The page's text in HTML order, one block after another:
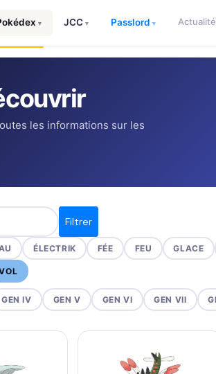
▾ JCC ▾ Passlord ▾
les informations sur les
Filtrer
ÉLECTRIK FÉE FEU GLACE
GEN IV GEN V GEN VI GEN VII